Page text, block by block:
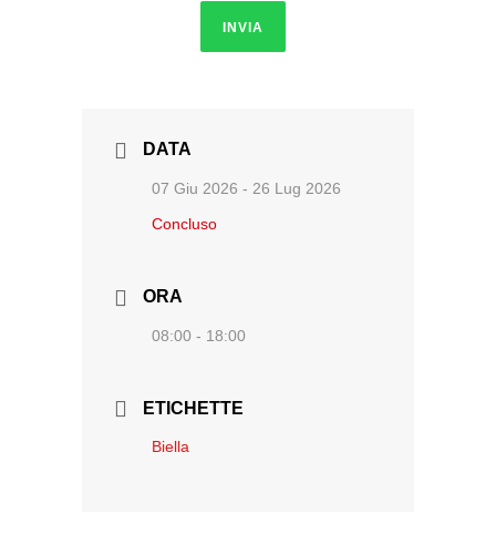
INVIA
DATA
07 Giu 2026 - 26 Lug 2026
Concluso
ORA
08:00 - 18:00
ETICHETTE
Biella